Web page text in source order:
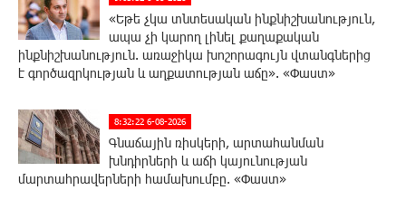
«Եթե չկա տնտեսական ինքնիշխանություն,
ապա չի կարող լինել քաղաքական
ինքնիշխանություն. առաջիկա խոշորագույն վտանգներից
է գործազրկության և աղքատության աճը». «Փաստ»
8:32:22 6-08-2026
Գնաճային ռիսկերի, արտահանման
խնդիրների և աճի կայունության
մարտահրավերների համախումբը. «Փաստ»